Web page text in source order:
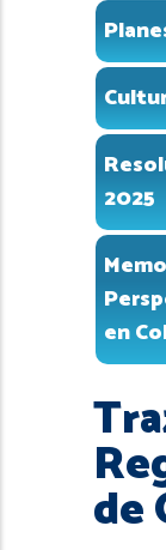
2025
en
de